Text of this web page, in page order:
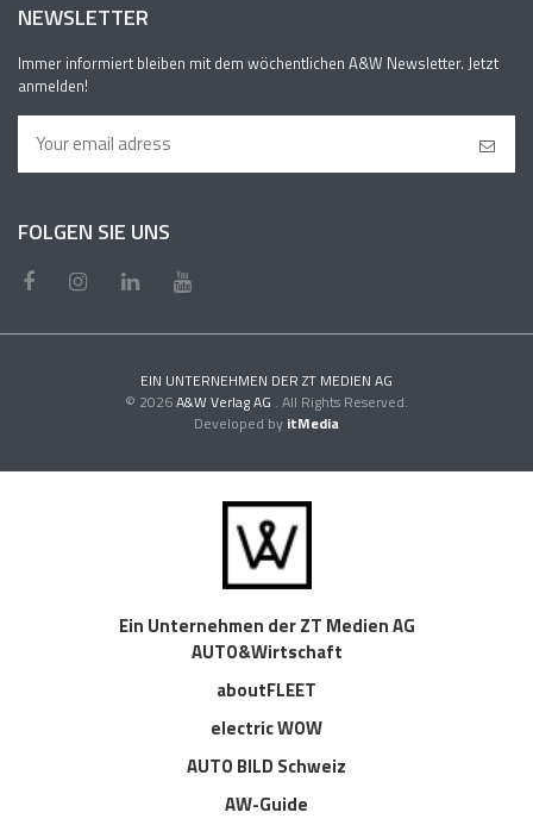
NEWSLETTER
Immer informiert bleiben mit dem wöchentlichen A&W Newsletter. Jetzt
anmelden!
FOLGEN SIE UNS
EIN UNTERNEHMEN DER ZT MEDIEN AG
© 2026A&W Verlag AG . All Rights Reserved.
Developed by itMedia
Ein Unternehmen der ZT Medien AG
AUTO&Wirtschaft
aboutFLEET
electric WOW
AUTO BILD Schweiz
AW-Guide